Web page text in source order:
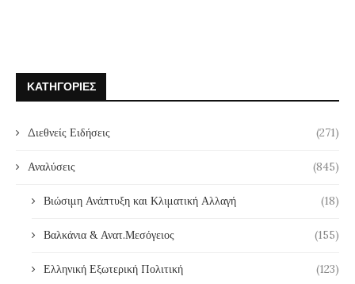
ΚΑΤΗΓΟΡΊΕΣ
Διεθνείς Ειδήσεις (271)
Αναλύσεις (845)
Βιώσιμη Ανάπτυξη και Κλιματική Αλλαγή (18)
Βαλκάνια & Ανατ.Μεσόγειος (155)
Ελληνική Εξωτερική Πολιτική (123)